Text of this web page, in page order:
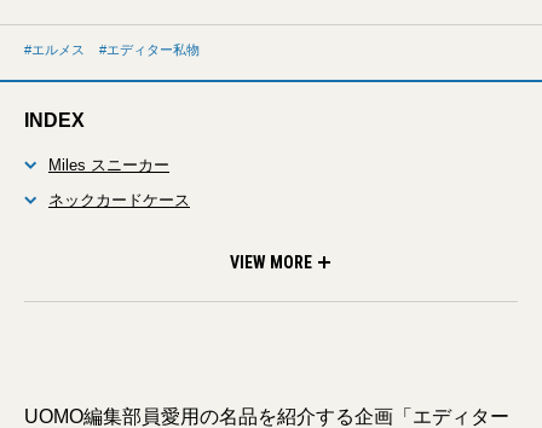
エルメス エディター私物
INDEX
Miles スニーカー
ネックカードケース
VIEW MORE
UOMO編集部員愛用の名品を紹介する企画「エディター